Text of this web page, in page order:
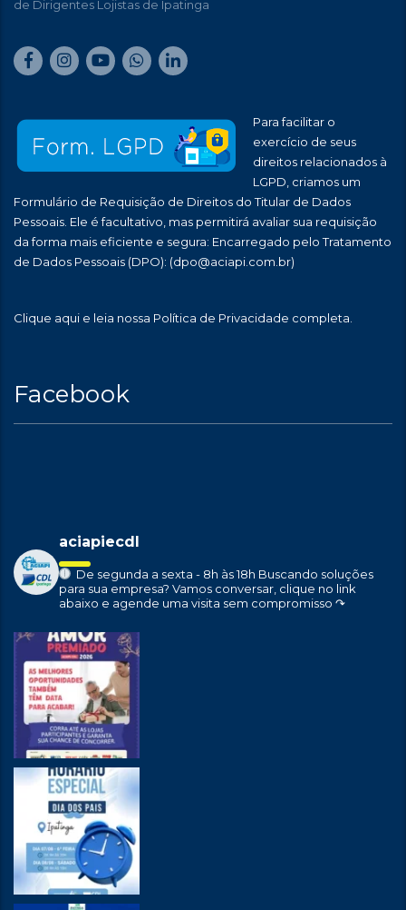
de Dirigentes Lojistas de Ipatinga
Para facilitar o
exercício de seus
direitos relacionados à
LGPD, criamos um
Formulário de Requisição de Direitos do Titular de Dados
Pessoais. Ele é facultativo, mas permitirá avaliar sua requisição
da forma mais eficiente e segura: Encarregado pelo Tratamento
de Dados Pessoais (DPO): (dpo@aciapi.com.br)
Clique aqui e leia nossa Política de Privacidade completa.
Facebook
aciapiecdl
De segunda a sexta - 8h às 18h Buscando soluções
para sua empresa? Vamos conversar, clique no link
abaixo e agende uma visita sem compromisso ↷